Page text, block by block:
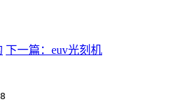
下一篇：euv光刻机